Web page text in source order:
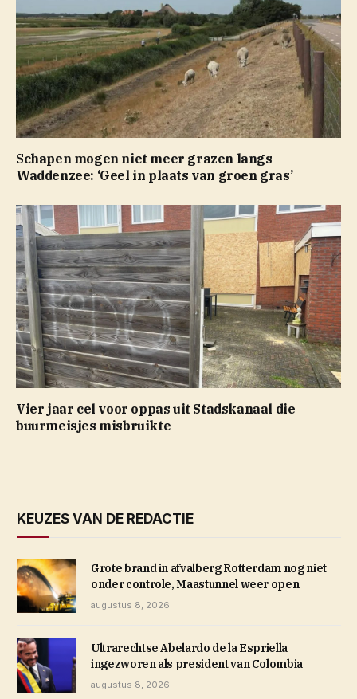
Schapen mogen niet meer grazen langs
Waddenzee: ‘Geel in plaats van groen gras’
Vier jaar cel voor oppas uit Stadskanaal die
buurmeisjes misbruikte
KEUZES VAN DE REDACTIE
Grote brand in afvalberg Rotterdam nog niet
onder controle, Maastunnel weer open
augustus 8, 2026
Ultrarechtse Abelardo de la Espriella
ingezworen als president van Colombia
augustus 8, 2026